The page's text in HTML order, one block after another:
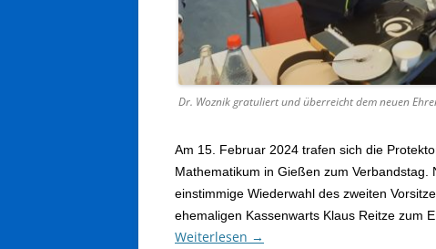
Dr. Woznik gratuliert und überreicht dem neuen
Am 15. Februar 2024 trafen sich die
Mathematikum in Gießen zum
einstimmige Wiederwahl des zweiten
ehemaligen Kassenwarts Klaus Reitze zum
Weiterlesen →